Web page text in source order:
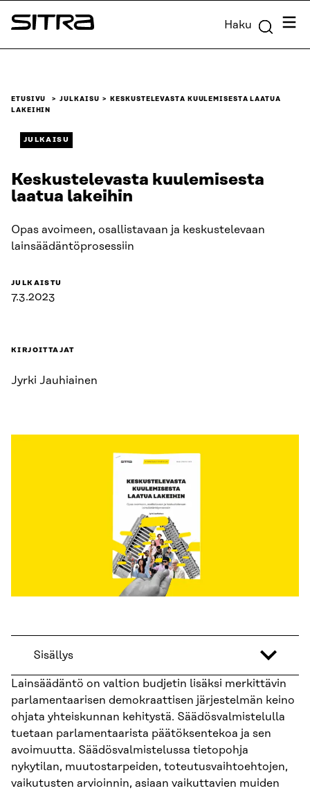
Siirry
suoraan
Sitra Haku
ETUSIVU JULKAISU
KESKUSTELEVASTA KUULEMISESTA LAATUA
LAKEIHIN
JULKAISU
Keskustelevasta kuulemisesta
laatua lakeihin
Opas avoimeen, osallistavaan ja keskustelevaan
lainsäädäntöprosessiin
JULKAISTU
7.3.2023
KIRJOITTAJAT
Jyrki Jauhiainen
Sisällys
Lainsäädäntö on valtion budjetin lisäksi merkittävin
parlamentaarisen demokraattisen järjestelmän keino
ohjata yhteiskunnan kehitystä. Säädösvalmistelulla
tuetaan parlamentaarista päätöksentekoa ja sen
avoimuutta. Säädösvalmistelussa tietopohja
nykytilan, muutostarpeiden, toteutusvaihtoehtojen,
vaikutusten arvioinnin, asiaan vaikuttavien muiden